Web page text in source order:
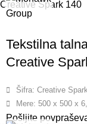
Tekstilna
Creative
Šifra: Creative
Mere: 500 x 500 x
Pošljite